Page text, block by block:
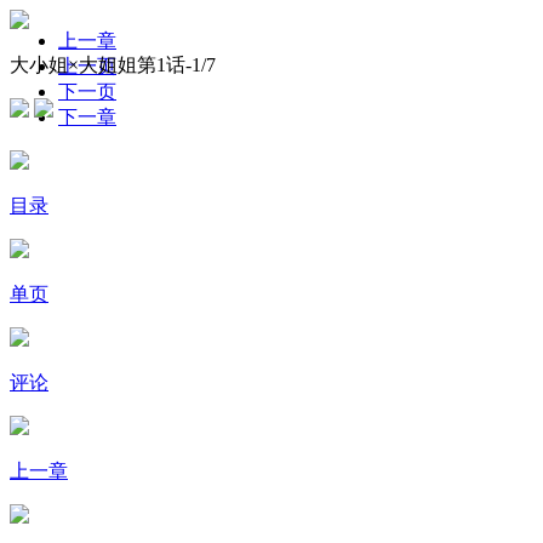
大小姐×大姐姐第1话-1/7
上一章
上一页
下一页
下一章
目录
单页
评论
上一章